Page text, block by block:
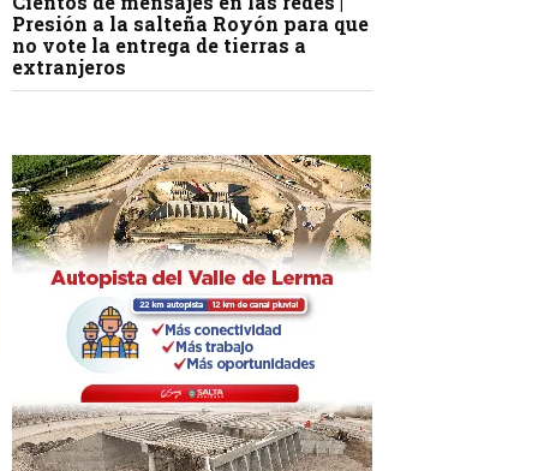
Presión a la salteña Royón para que
no vote la entrega de tierras a
extranjeros